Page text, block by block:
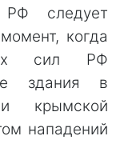
РФ следует
когда
сил РФ
здания в
крымской
нападений